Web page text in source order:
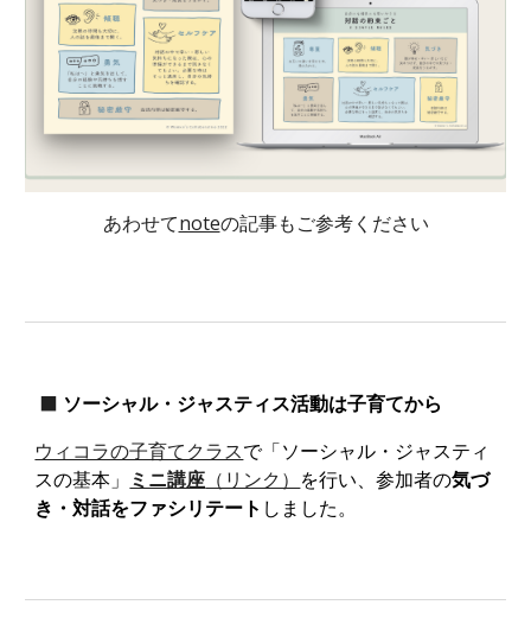
あわせてnoteの記事もご参考ください
⬛ ソーシャル・ジャスティス活動は子育てから
ウィコラの子育てクラスで「ソーシャル・ジャスティ
スの基本」 ミニ講座 （リンク） を行い、参加者の気づ
き・対話をファシリテート しました。